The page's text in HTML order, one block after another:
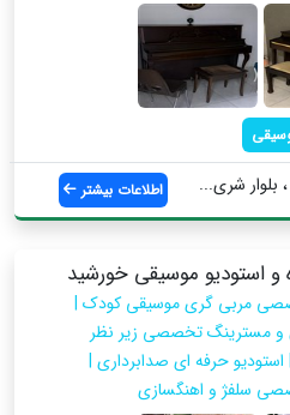
بلوار شری... اطلاعات بیشتر
و استودیو موسیقی خورشید
مربی گری موسیقی کودک |
مسترینگ تخصصی زیر نظر
حرفه ای صدابرداری |
سلفژ و اهنگسازی